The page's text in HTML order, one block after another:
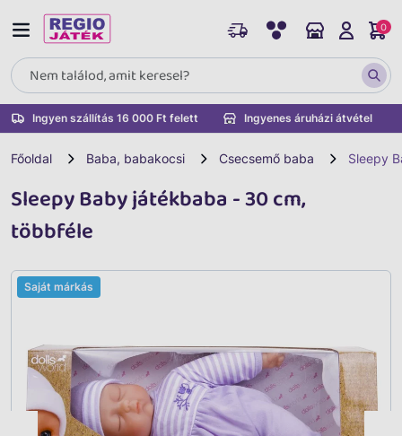
Ingyen szállítás 16 000 Ft felett Ingyenes áruházi átvétel
0
Főoldal Baba, babakocsi Csecsemő baba Sleepy
Sleepy Baby játékbaba - 30 cm,
többféle
Vissza
Saját márkás